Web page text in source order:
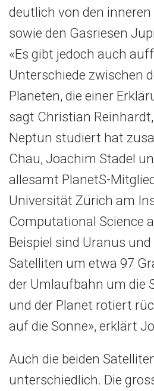
deutlich von den
sowie den Gasriesen
«Es gibt jedoch auch
Unterschiede zwischen
Planeten, die einer
sagt Christian
Neptun studiert hat
Chau, Joachim Stadel
allesamt PlanetS-
Universität Zürich am
Computational Science
Beispiel sind Uranus
Satelliten um etwa 97
der Umlaufbahn um die
und der Planet rotiert
auf die Sonne», erklärt
Auch die beiden
unterschiedlich. Die